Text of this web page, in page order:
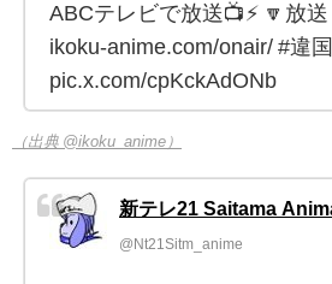
ABCテレビで放送📺⚡ 🔽放
ikoku-anime.com/onair/ #違
pic.x.com/cpKckAdONb
（出典 @ikoku_anime）
新テレ21 Saitama
@Nt21Sitm_anime